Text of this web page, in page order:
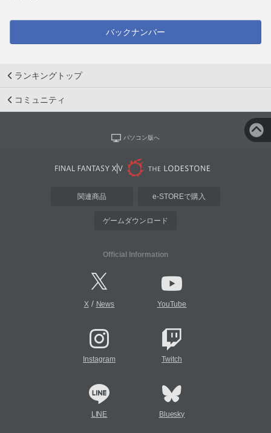
バックナンバー
ランキングトップ
コミュニティ
パソコン版へ
関連商品 e-STOREで購入
ゲームダウンロード
Official Information
X/ News YouTube
Instagram Twitch
LINE Bluesky